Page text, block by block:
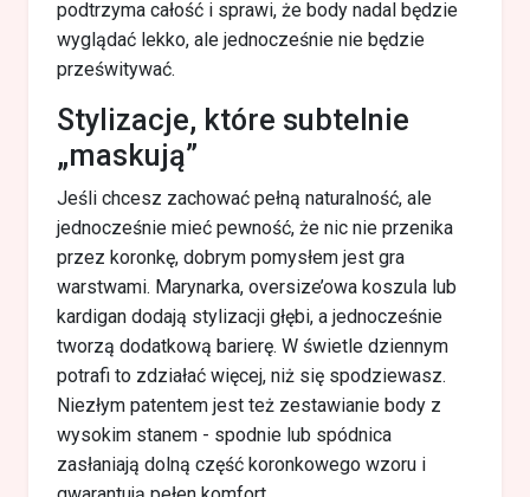
podtrzyma całość i sprawi, że body nadal będzie
wyglądać lekko, ale jednocześnie nie będzie
prześwitywać.
Stylizacje, które subtelnie
„maskują”
Jeśli chcesz zachować pełną naturalność, ale
jednocześnie mieć pewność, że nic nie przenika
przez koronkę, dobrym pomysłem jest gra
warstwami. Marynarka, oversize’owa koszula lub
kardigan dodają stylizacji głębi, a jednocześnie
tworzą dodatkową barierę. W świetle dziennym
potrafi to zdziałać więcej, niż się spodziewasz.
Niezłym patentem jest też zestawianie body z
wysokim stanem - spodnie lub spódnica
zasłaniają dolną część koronkowego wzoru i